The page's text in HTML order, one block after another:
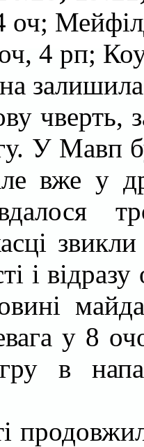
оч;
4 рп;
чверть,
У Мавп
вже у
і
у 8
в